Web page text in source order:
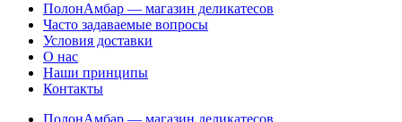
ПолонАмбар — магазин деликатесов
Часто задаваемые вопросы
Условия доставки
О нас
Наши принципы
Контакты